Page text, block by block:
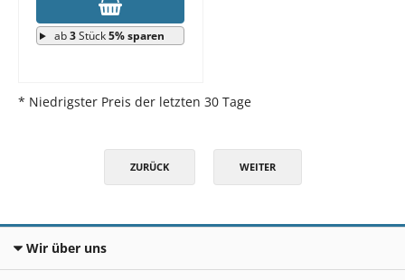
ab3Stück5% sparen
* Niedrigster Preis der letzten 30 Tage
ZURÜCK WEITER
Wir über uns